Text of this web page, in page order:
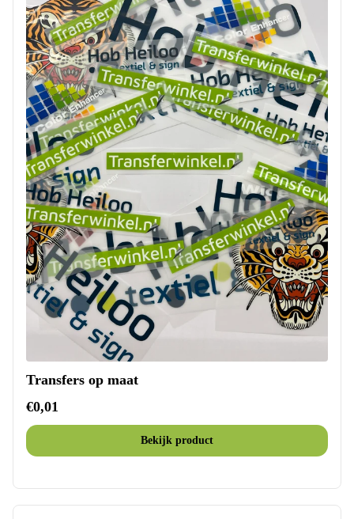
Transfers op maat
€0,01
Bekijk product